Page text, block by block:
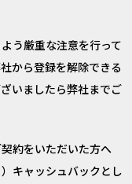
う厳重な注意を行って
から登録を解除できる
いましたら弊社までご
約をいただいた方へ
キャッシュバックとし